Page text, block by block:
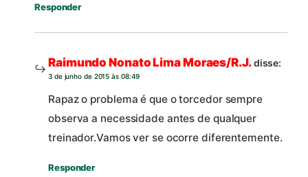
Responder
Raimundo Nonato Lima Moraes/R.J.disse:
3 de junho de 2015 às 08:49
Rapaz o problema é que o torcedor sempre
observa a necessidade antes de qualquer
treinador.Vamos ver se ocorre diferentemente.
Responder